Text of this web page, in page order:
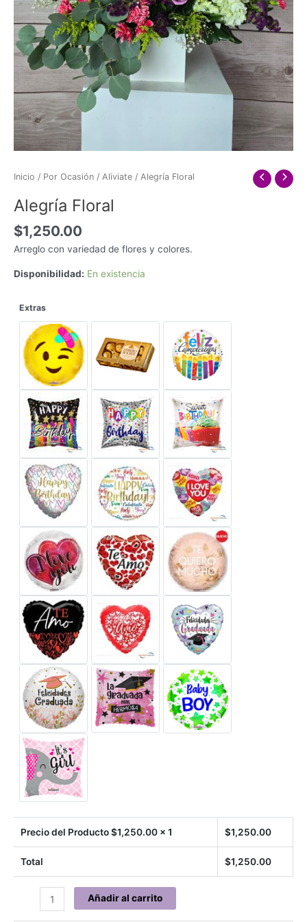
Inicio / Por Ocasión / Aliviate / Alegría Floral
Alegría Floral
$1,250.00
Arreglo con variedad de flores y colores.
Disponibilidad: En existencia
Extras
Precio del Producto $1,250.00 x 1 $1,250.00
Total $1,250.00
Añadir al carrito